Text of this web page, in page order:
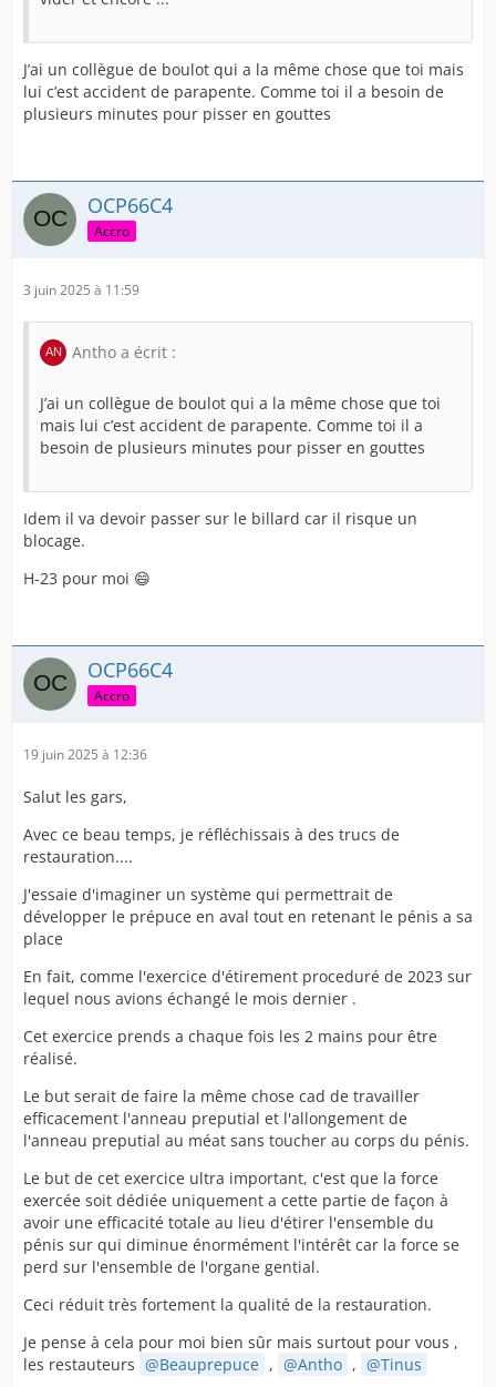
Donc la responsable explique a son étudiante :
" Après le réveil , pour les soins, pense bien a recallotter
car avec la sonde cela peut provoquer un eudeme au
gland"
un possible eudeme, après la toilette, pareil."
Je lui réponds : " bien madame 😀 "
Cette scène a engendré une énorme satisfaction chez
moi car en réalité tout est passé incognito, personne n'a
seconde que j'étais restauré.
considéré comme un homme normal lamba prepucé.
Que ce soit des femmes ou des hommes.
J'ai kiffé.🤟👌
J’ai un collègue de boulot qui a la même chose que toi mais
lui c’est accident de parapente. Comme toi il a besoin de
plusieurs minutes pour pisser en gouttes
OCP66C4
Accro
3 juin 2025 à 11:59
Antho a écrit :
J’ai un collègue de boulot qui a la même chose que toi
mais lui c’est accident de parapente. Comme toi il a
besoin de plusieurs minutes pour pisser en gouttes
Idem il va devoir passer sur le billard car il risque un
blocage.
H-23 pour moi 😄
OCP66C4
Accro
19 juin 2025 à 12:36
Salut les gars,
Avec ce beau temps, je réfléchissais à des trucs de
restauration....
J'essaie d'imaginer un système qui permettrait de
développer le prépuce en aval tout en retenant le pénis a sa
place
En fait, comme l'exercice d'étirement proceduré de 2023 sur
lequel nous avions échangé le mois dernier .
Cet exercice prends a chaque fois les 2 mains pour être
réalisé.
Le but serait de faire la même chose cad de travailler
efficacement l'anneau preputial et l'allongement de
l'anneau preputial au méat sans toucher au corps du pénis.
Le but de cet exercice ultra important, c'est que la force
exercée soit dédiée uniquement a cette partie de façon à
avoir une efficacité totale au lieu d'étirer l'ensemble du
pénis sur qui diminue énormément l'intérêt car la force se
perd sur l'ensemble de l'organe gential.
Ceci réduit très fortement la qualité de la restauration.
Je pense à cela pour moi bien sûr mais surtout pour vous ,
les restauteurs
Beauprepuce , Antho ,
Tinus